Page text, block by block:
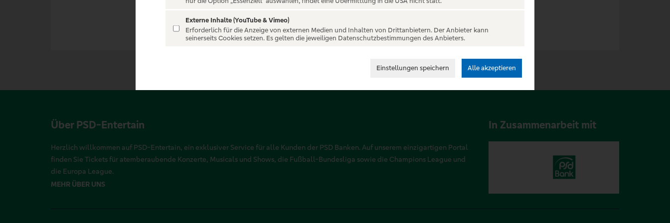
Über PSD-Entertain
Herzlich willkommen auf PSD-Entertain, ein exklusiver Service für alle Kunden der PSD Banken. Auf unserem einzigartigen Portal
finden Sie Tickets für atemberaubende Konzerte, Musicals und Shows, die Fußball-Bundesliga sowie die Champions League und
die Europa League.
MEHR ÜBER UNS
In Zusammenarbeit mit
Externe Inhalte (YouTube & Vimeo)
Erforderlich für die Anzeige von externen Medien und Inhalten von Drittanbietern. Der Anbieter kann
seinerseits Cookies setzen. Es gelten die jeweiligen Datenschutzbestimmungen des Anbieters.
Einstellungen speichern Alle akzeptieren